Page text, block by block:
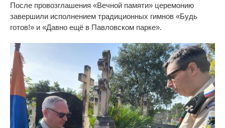
После провозглашения «Вечной памяти» церемонию
завершили исполнением традиционных гимнов «Будь
готов!» и «Давно ещё в Павловском парке».